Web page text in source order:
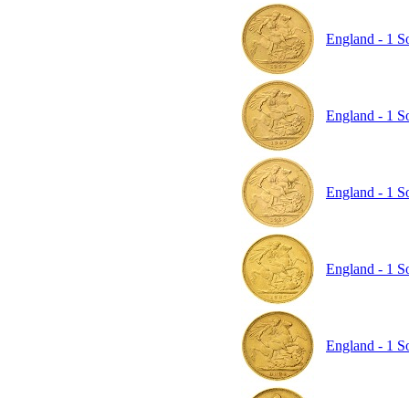
England - 1
England - 1
England - 1
England - 1
England - 1